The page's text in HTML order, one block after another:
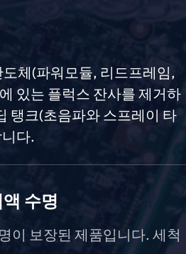
체(파워모듈, 리드프레임,
있는 플럭스 잔사를 제거하
탱크(초음파와 스프레이 타
다.
수명
이 보장된 제품입니다. 세척